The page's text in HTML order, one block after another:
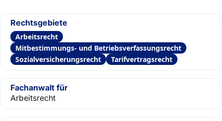
Rechtsgebiete
Arbeitsrecht
Mitbestimmungs- und Betriebsverfassungsrecht
Sozialversicherungsrecht
Tarifvertragsrecht
Fachanwalt für
Arbeitsrecht